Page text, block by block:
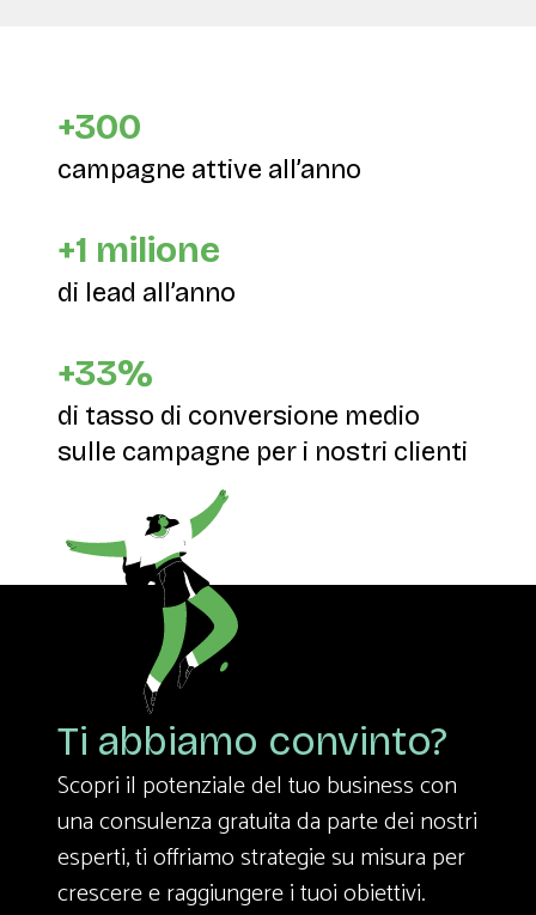
+300
campagne attive all’anno
+1 milione
di lead all’anno
+33%
di tasso di conversione medio
sulle campagne per i nostri clienti
Ti abbiamo convinto?
Scopri il potenziale del tuo business con
una consulenza gratuita da parte dei nostri
esperti, ti offriamo strategie su misura per
crescere e raggiungere i tuoi obiettivi.